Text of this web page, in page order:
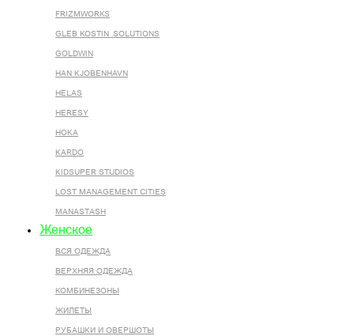
FRIZMWORKS
GLEB KOSTIN .SOLUTIONS
GOLDWIN
HAN KJOBENHAVN
HELAS
HERESY
HOKA
KARDO
KIDSUPER STUDIOS
LOST MANAGEMENT CITIES
MANASTASH
Женское
ВСЯ ОДЕЖДА
ВЕРХНЯЯ ОДЕЖДА
КОМБИНЕЗОНЫ
ЖИЛЕТЫ
РУБАШКИ И ОВЕРШОТЫ